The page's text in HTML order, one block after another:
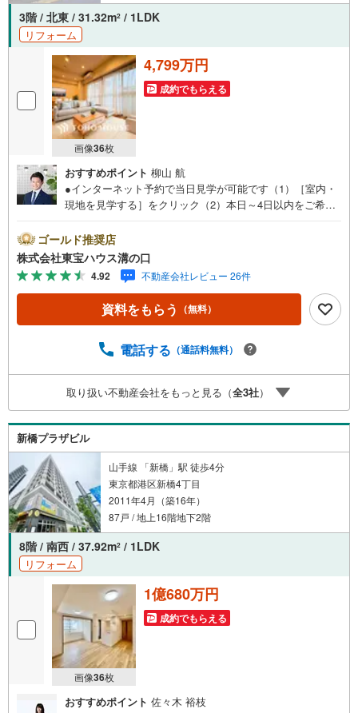
3階 / 北東 / 31.32m2 / 1LDK
リフォーム
画像36枚
4,799万円
成約でもらえる
おすすめポイント 柳山 航
●インターネット予約で当日見学が可能です（1）［室内・
現地を見学する］をクリック（2）本日～4日以内をご希望
い！●10:00～21:00はお電話でのお問い合わせがスムーズで
す。【Yahoo！ 不動産キャンペーン対象店舗】当店で物件
を成約するとPayPayポイントがもらえる「Yahoo！不動産
物件ご成約キャンペーン」の対象になります。「資料をも
らう」「見学予約をする」ボタンからお問い合わせくださ
い。※必ずYahoo！ JAPAN IDでログインしてください。※P
客様からのお言葉に感謝してこれからも楽しく素敵なお家
らまずは、お気軽に東宝ハウス溝の口に相談してみません
か？何も決まっていなくて大丈夫！まずはお客様の夢をお
聞かせ下さい！未来の「不安」を「安心」に変える「未来
カレンダー」もご来店時に好評です。スタッフ一同いつで
もお客様のお問合せをお待ちしております。
ゴールド推奨店
株式会社東宝ハウス溝の口
4.92 不動産会社レビュー 26件
資料をもらう （無料）
電話する （通話料無料）
取り扱い不動産会社をもっと見る（全3社）
新橋プラザビル
山手線 「新橋」駅 徒歩4分
東京都港区新橋4丁目
2011年4月（築16年）
87戸 / 地上16階地下2階
8階 / 南西 / 37.92m2 / 1LDK
リフォーム
画像36枚
1億680万円
成約でもらえる
おすすめポイント 佐々木 裕枝